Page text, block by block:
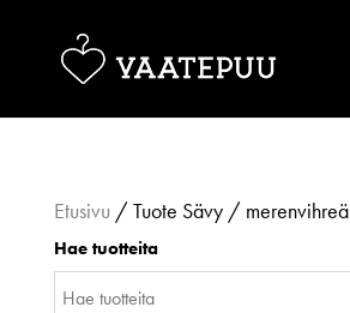
Etusivu / Tuote Sävy / merenvihreä
Hae tuotteita